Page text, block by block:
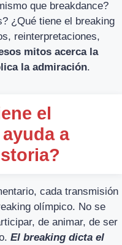
que breakdance?
¿Qué tiene el breaking
reinterpretaciones,
mitos acerca la
la admiración.
el
a
cada transmisión
olímpico. No se
de animar, de ser
El breaking dicta el